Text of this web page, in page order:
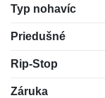
Typ nohavíc
Priedušné
Rip-Stop
Záruka